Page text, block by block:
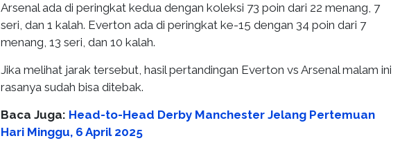
Arsenal ada di peringkat kedua dengan koleksi 73 poin dari 22 menang, 7
seri, dan 1 kalah. Everton ada di peringkat ke-15 dengan 34 poin dari 7
menang, 13 seri, dan 10 kalah.
Jika melihat jarak tersebut, hasil pertandingan Everton vs Arsenal malam ini
rasanya sudah bisa ditebak.
Baca Juga: Head-to-Head Derby Manchester Jelang Pertemuan
Hari Minggu, 6 April 2025